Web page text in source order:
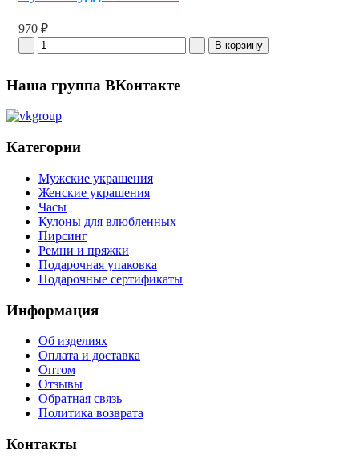
970 ₽
Наша группа ВКонтакте
Категории
Мужские украшения
Женские украшения
Часы
Кулоны для влюбленных
Пирсинг
Ремни и пряжки
Подарочная упаковка
Подарочные сертификаты
Информация
Об изделиях
Оплата и доставка
Оптом
Отзывы
Обратная связь
Политика возврата
Контакты